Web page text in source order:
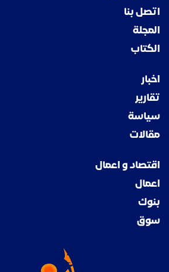
اتصل بنا
المجلة
الكتاب
اخبار
تقارير
سياسة
مقالات
اقتصاد و اعمال
اعمال
بنوك
سوق